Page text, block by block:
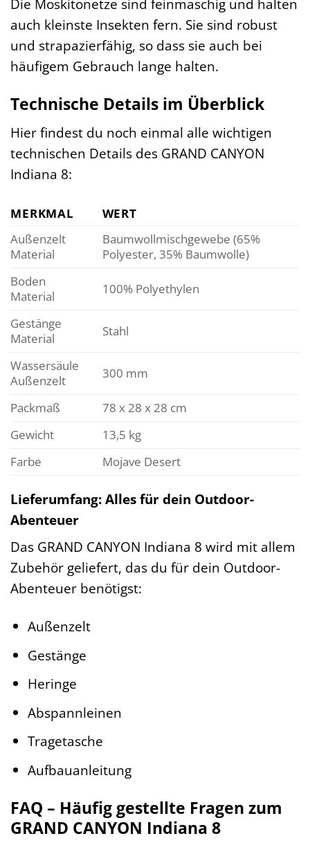
Die Moskitonetze sind feinmaschig und halten
auch kleinste Insekten fern. Sie sind robust
und strapazierfähig, so dass sie auch bei
häufigem Gebrauch lange halten.
Technische Details im Überblick
Hier findest du noch einmal alle wichtigen
technischen Details des GRAND CANYON
Indiana 8:
MERKMAL
WERT
Außenzelt
Material
Baumwollmischgewebe (65%
Polyester, 35% Baumwolle)
Boden
Material
100% Polyethylen
Gestänge
Material
Stahl
Wassersäule
Außenzelt
300 mm
Packmaß
78 x 28 x 28 cm
Gewicht
13,5 kg
Farbe
Mojave Desert
Lieferumfang: Alles für dein Outdoor-
Abenteuer
Das GRAND CANYON Indiana 8 wird mit allem
Zubehör geliefert, das du für dein Outdoor-
Abenteuer benötigst:
Außenzelt
Gestänge
Heringe
Abspannleinen
Tragetasche
Aufbauanleitung
FAQ – Häufig gestellte Fragen zum
GRAND CANYON Indiana 8